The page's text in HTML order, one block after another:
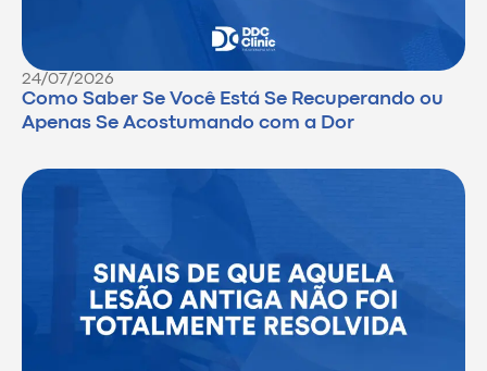
24/07/2026
Como Saber Se Você Está Se Recuperando ou
Apenas Se Acostumando com a Dor